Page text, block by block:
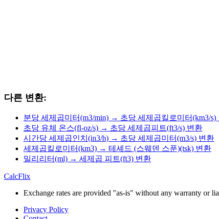
다른 변환:
분당 세제곱미터(m3/min) → 초당 세제곱킬로미터(km3/s)
초당 유체 온스(fl-oz/s) → 초당 세제곱피트(ft3/s) 변환
시간당 세제곱인치(in3/h) → 초당 세제곱미터(m3/s) 변환
세제곱킬로미터(km3) → 테셰드 (스웨덴 스푼)(tsk) 변환
밀리리터(ml) → 세제곱 피트(ft3) 변환
CalcFlix
Exchange rates are provided "as-is" without any warranty or
Privacy Policy